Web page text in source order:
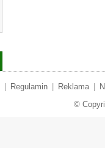
Regulamin Reklama
©